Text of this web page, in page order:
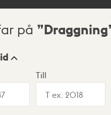
på Draggning
Till